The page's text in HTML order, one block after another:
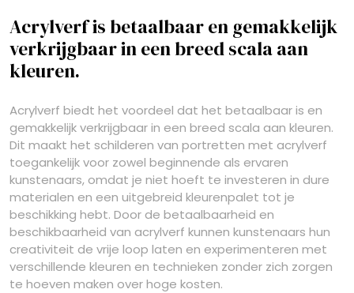
Acrylverf is betaalbaar en gemakkelijk
verkrijgbaar in een breed scala aan
kleuren.
Acrylverf biedt het voordeel dat het betaalbaar is en
gemakkelijk verkrijgbaar in een breed scala aan kleuren.
Dit maakt het schilderen van portretten met acrylverf
toegankelijk voor zowel beginnende als ervaren
kunstenaars, omdat je niet hoeft te investeren in dure
materialen en een uitgebreid kleurenpalet tot je
beschikking hebt. Door de betaalbaarheid en
beschikbaarheid van acrylverf kunnen kunstenaars hun
creativiteit de vrije loop laten en experimenteren met
verschillende kleuren en technieken zonder zich zorgen
te hoeven maken over hoge kosten.